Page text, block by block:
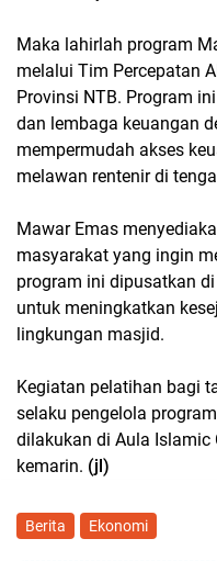
Maka lahirlah program
melalui Tim Percepatan
Provinsi NTB. Program
dan lembaga keuangan
mempermudah akses
melawan rentenir di
Mawar Emas
masyarakat yang ingin
program ini dipusatkan
untuk meningkatkan
lingkungan masjid.
Kegiatan pelatihan bagi
selaku pengelola
dilakukan di Aula Islamic
kemarin. (jl)
Berita Ekonomi